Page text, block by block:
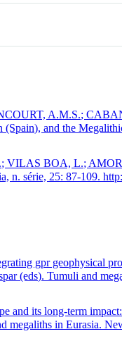
A.M.S.;
and the
BOA, L.;
n. série, 25: 87-109.
gpr geophysical
(eds). Tumuli and
its long-term impact:
megaliths in Eurasia.